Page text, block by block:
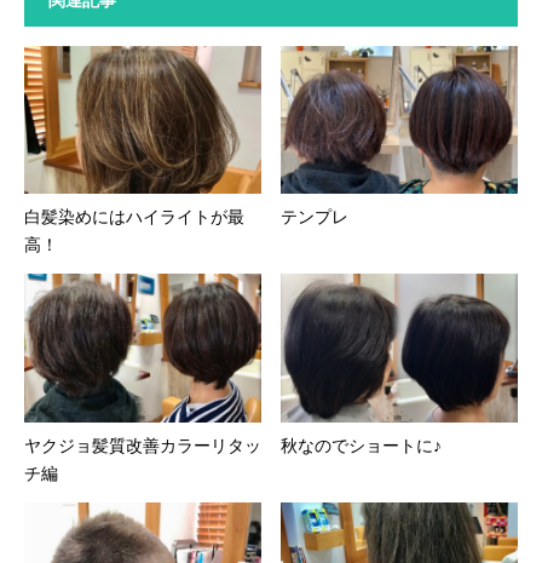
白髪染めにはハイライトが最
高！
テンプレ
ヤクジョ髪質改善カラーリタッ
チ編
秋なのでショートに♪